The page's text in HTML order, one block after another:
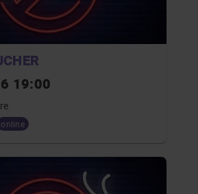
19:00
online